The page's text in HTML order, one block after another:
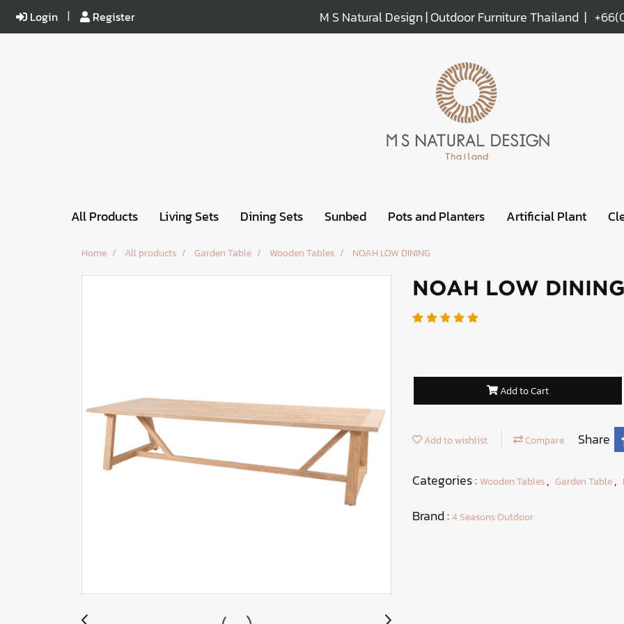
Login Register M S Natural Design | Outdoor Furniture Thailand |
All Products Living Sets Dining Sets Sunbed Pots and Planters Artificial Plant
Home All products Garden Table Wooden Tables NOAH LOW DINING
NOAH LOW DINING
Add to Cart
Add to wishlist Compare Share
Categories : Wooden Tables, Garden Table,
Brand :4 Seasons Outdoor